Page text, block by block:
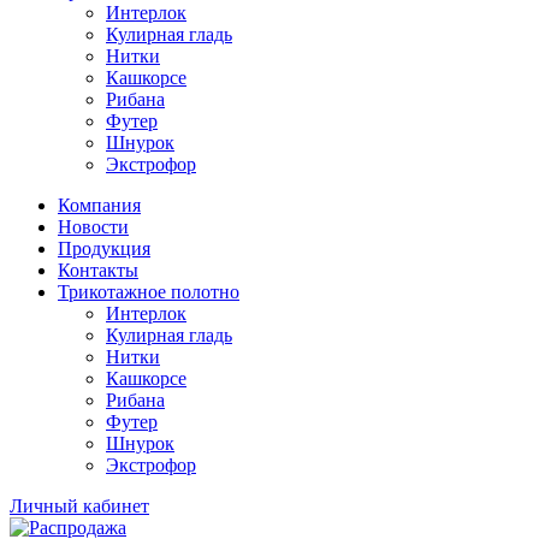
Интерлок
Кулирная гладь
Нитки
Кашкорсе
Рибана
Футер
Шнурок
Экстрофор
Компания
Новости
Продукция
Контакты
Трикотажное полотно
Интерлок
Кулирная гладь
Нитки
Кашкорсе
Рибана
Футер
Шнурок
Экстрофор
Личный кабинет